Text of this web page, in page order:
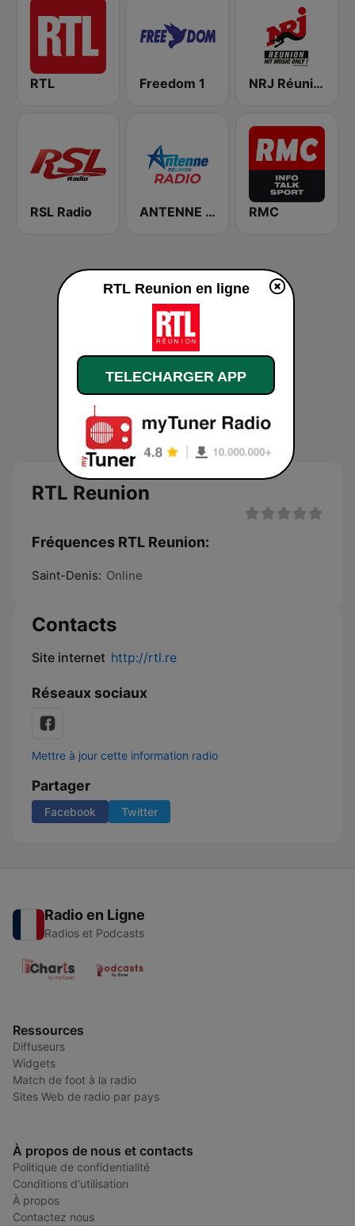
RTL Freedom 1 NRJ Réunion
RSL Radio ANTENNE REUNION RADIO RMC
RTL Reunion
Fréquences RTL Reunion:
Saint-Denis: Online
Contacts
Site internet http://rtl.re
Réseaux sociaux
Mettre à jour cette information radio
Partager
Facebook Twitter
Radio en Ligne
Radios et Podcasts
Ressources
Diffuseurs
Widgets
Match de foot à la radio
Sites Web de radio par pays
À propos de nous et contacts
Politique de confidentialité
Conditions d'utilisation
À propos
Contactez nous
RTL Reunion en ligne
TELECHARGER APP